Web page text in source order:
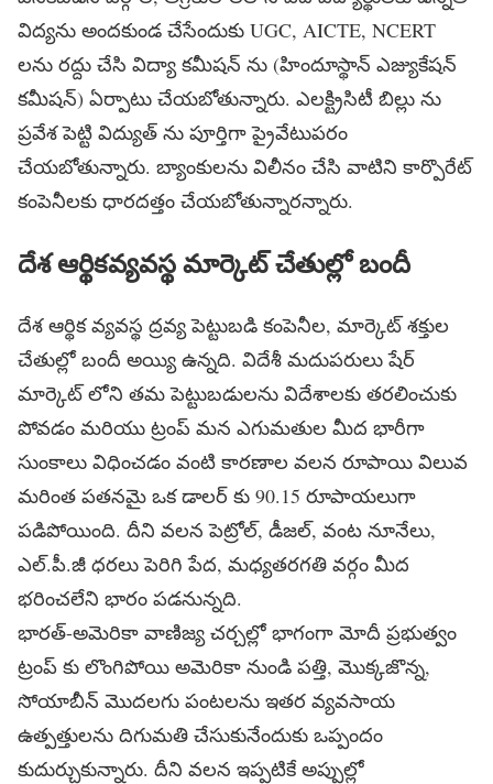
విద్యను అందకుండ చేసేందుకు UGC, AICTE, NCERT
లను రద్దు చేసి విద్యా కమీషన్ ను (హిందూస్థాన్ ఎజ్యుకేషన్
కమీషన్) ఏర్పాటు చేయబోతున్నారు. ఎలక్ట్రిసిటీ బిల్లు ను
ప్రవేశ పెట్టి విద్యుత్ ను పూర్తిగా ప్రైవేటుపరం
చేయబోతున్నారు. బ్యాంకులను విలీనం చేసి వాటిని కార్పొరేట్
కంపెనీలకు ధారదత్తం చేయబోతున్నారన్నారు.
దేశ ఆర్థికవ్యవస్థ మార్కెట్ చేతుల్లో బందీ
దేశ ఆర్థిక వ్యవస్థ ద్రవ్య పెట్టుబడి కంపెనీల, మార్కెట్ శక్తుల
చేతుల్లో బందీ అయ్యి ఉన్నది. విదేశీ మదుపరులు షేర్
మార్కెట్ లోని తమ పెట్టుబడులను విదేశాలకు తరలించుకు
పోవడం మరియు ట్రంప్ మన ఎగుమతుల మీద భారీగా
సుంకాలు విధించడం వంటి కారణాల వలన రూపాయి విలువ
మరింత పతనమై ఒక డాలర్ కు 90.15 రూపాయలుగా
పడిపోయింది. దీని వలన పెట్రోల్, డీజల్, వంట నూనేలు,
ఎల్.పీ.జీ ధరలు పెరిగి పేద, మధ్యతరగతి వర్గం మీద
భరించలేని భారం పడనున్నది.
భారత్-అమెరికా వాణిజ్య చర్చల్లో భాగంగా మోదీ ప్రభుత్వం
ట్రంప్ కు లొంగిపోయి అమెరికా నుండి పత్తి, మొక్కజొన్న,
సోయాబీన్ మొదలగు పంటలను ఇతర వ్యవసాయ
ఉత్పత్తులను దిగుమతి చేసుకునేందుకు ఒప్పందం
కుదుర్చుకున్నారు. దీని వలన ఇప్పటికే అప్పుల్లో